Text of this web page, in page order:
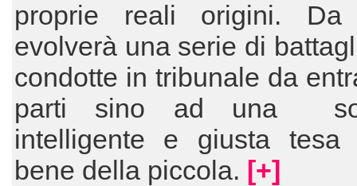
proprie reali origini.
evolverà una serie di
condotte in tribunale da
parti sino ad una
intelligente e giusta
bene della piccola. [+]